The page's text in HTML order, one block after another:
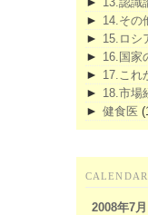
► 14.その
► 15.ロシ
► 16.国家
► 17.これ
► 18.市場
► 健食医
CALENDAR
2008年7月